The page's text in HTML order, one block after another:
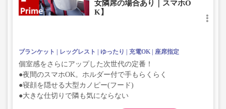
女隣席の場合あり｜スマホO
K】
ブランケット レッグレスト ゆったり 充電OK 座席指定
個室感をさらにアップした次世代の定番！
●夜間のスマホOK。ホルダー付で手もらくらく
●寝顔を隠せる大型カノピー(フード)
●大きな仕切りで隣も気にならない